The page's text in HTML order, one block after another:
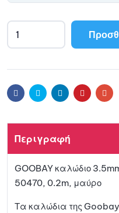
FacebookTwitter LinkedinPinterest
Περιγραφή
GOOBAY καλώδιο
50470, 0.2m, μαύρο
Τα καλώδια της